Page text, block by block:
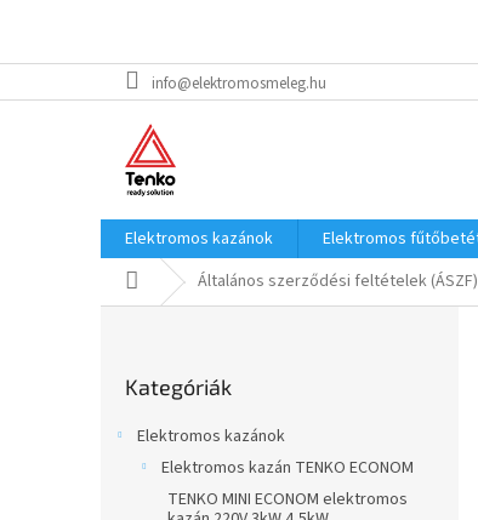
a
info@elektromosmeleg.hu
Elektromos kazánok Elektromos
KezdőlapÁltalános szerződési feltételek (ÁSZF)
átugrása
Kategóriák
Elektromos kazánok
Elektromos kazán TENKO ECONOM
TENKO MINI ECONOM elektromos